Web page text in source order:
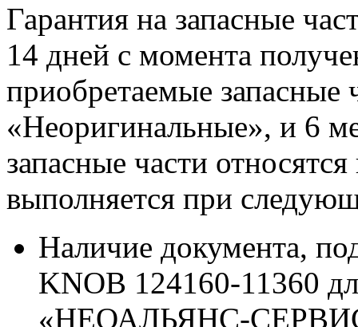
Гарантия на запасные
14 дней с момента
приобретаемые запасные
«Неоригинальные», и 6
запасные части
выполняется при
Наличие документа,
KNOB 124160-11360
«НЕОАЛЬЯНС-